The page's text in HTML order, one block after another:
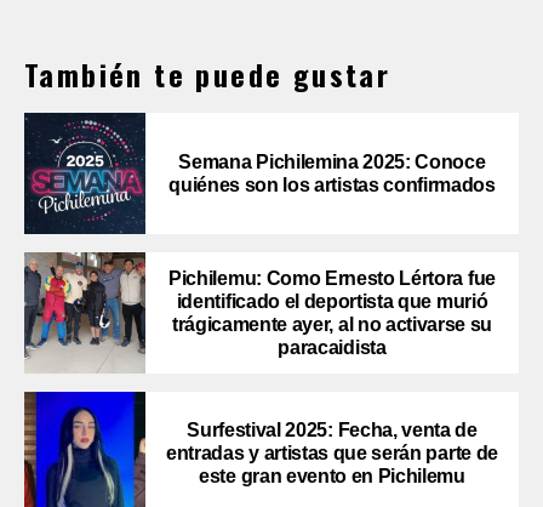
También te puede gustar
Semana Pichilemina 2025: Conoce
quiénes son los artistas confirmados
Pichilemu: Como Ernesto Lértora fue
identificado el deportista que murió
trágicamente ayer, al no activarse su
paracaidista
Surfestival 2025: Fecha, venta de
entradas y artistas que serán parte de
este gran evento en Pichilemu